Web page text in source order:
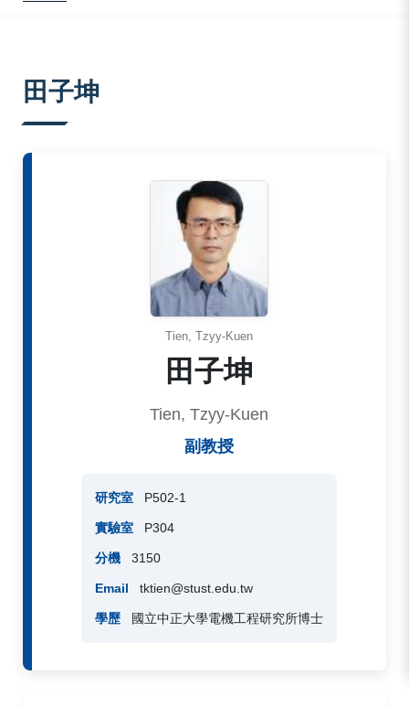
田子坤
田子坤
Tien, Tzyy-Kuen
副教授
研究室 P502-1
實驗室 P304
分機 3150
Email tktien@stust.edu.tw
學歷 國立中正大學電機工程研究所博士
Tien, Tzyy-Kuen